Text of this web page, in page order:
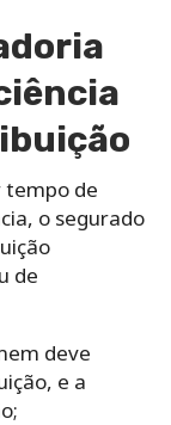
tempo de
o segurado
de
deve
e a